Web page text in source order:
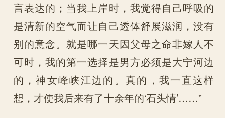
言表达的；当我上岸时，我觉得自己呼吸的
是清新的空气而让自己透体舒展滋润，没有
别的意念。就是哪一天因父母之命非嫁人不
可时，我的第一选择是男方必须是大宁河边
的，神女峰峡江边的。真的，我一直这样
想，才使我后来有了十余年的‘石头情’……”